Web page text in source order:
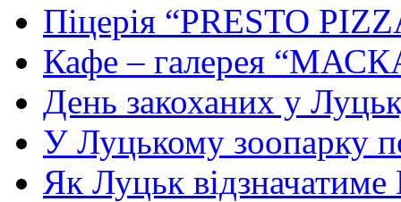
Піцерія “PRESTO
Кафе – галерея
День закоханих у
У Луцькому зоопарку
Як Луцьк відзначатиме